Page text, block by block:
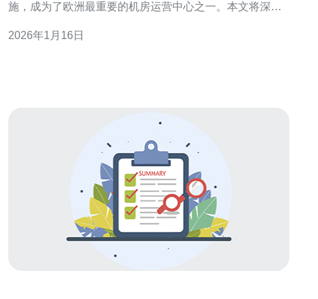
施，成为了欧洲最重要的机房运营中心之一。本文将深入
优势和面临的挑战。 以下是阿姆斯特丹机房运营模式的三
2026年1月16日